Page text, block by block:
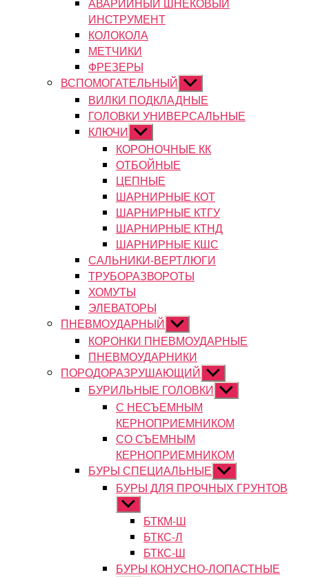
ИНСТРУМЕНТ
КОЛОКОЛА
МЕТЧИКИ
ФРЕЗЕРЫ
ВСПОМОГАТЕЛЬНЫЙ Показывать
подменю
ВИЛКИ ПОДКЛАДНЫЕ
ГОЛОВКИ УНИВЕРСАЛЬНЫЕ
КЛЮЧИ Показывать
подменю
КОРОНОЧНЫЕ КК
ОТБОЙНЫЕ
ЦЕПНЫЕ
ШАРНИРНЫЕ КОТ
ШАРНИРНЫЕ КТГУ
ШАРНИРНЫЕ КТНД
ШАРНИРНЫЕ КШС
САЛЬНИКИ-ВЕРТЛЮГИ
ТРУБОРАЗВОРОТЫ
ХОМУТЫ
ЭЛЕВАТОРЫ
ПНЕВМОУДАРНЫЙ Показывать
подменю
КОРОНКИ ПНЕВМОУДАРНЫЕ
ПНЕВМОУДАРНИКИ
ПОРОДОРАЗРУШАЮЩИЙ Показывать
подменю
БУРИЛЬНЫЕ ГОЛОВКИ Показывать
подменю
С НЕСЪЕМНЫМ
КЕРНОПРИЕМНИКОМ
СО СЪЕМНЫМ
КЕРНОПРИЕМНИКОМ
БУРЫ СПЕЦИАЛЬНЫЕ Показывать
подменю
БУРЫ ДЛЯ ПРОЧНЫХ ГРУНТОВ
Показывать
подменюБТКМ-Ш
БТКС-Л
БТКС-Ш
БУРЫ КОНУСНО-ЛОПАСТНЫЕ